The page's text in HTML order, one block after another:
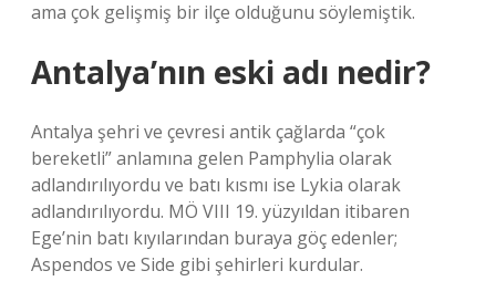
ama çok gelişmiş bir ilçe olduğunu söylemiştik.
Antalya’nın eski adı nedir?
Antalya şehri ve çevresi antik çağlarda “çok
bereketli” anlamına gelen Pamphylia olarak
adlandırılıyordu ve batı kısmı ise Lykia olarak
adlandırılıyordu. MÖ VIII 19. yüzyıldan itibaren
Ege’nin batı kıyılarından buraya göç edenler;
Aspendos ve Side gibi şehirleri kurdular.